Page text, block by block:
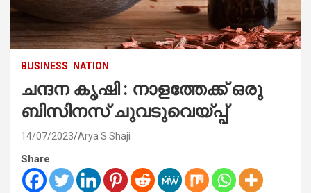
BUSINESS NATION
ചന്ദന കൃഷി : നാളത്തേക്ക് ഒരു
ബിസിനസ് ചുവടുവെയ്പ്പ്
14/07/2023 Arya S Shaji
Share